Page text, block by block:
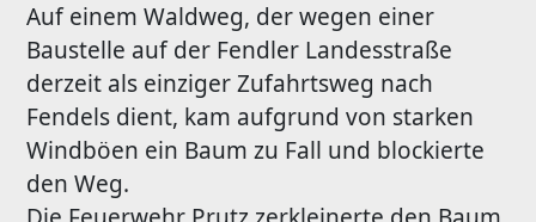
Auf einem Waldweg, der wegen einer
Baustelle auf der Fendler Landesstraße
derzeit als einziger Zufahrtsweg nach
Fendels dient, kam aufgrund von starken
Windböen ein Baum zu Fall und blockierte
den Weg.